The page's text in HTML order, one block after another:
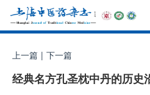
上一篇 | 下一篇
经典名方孔圣枕中丹的历史